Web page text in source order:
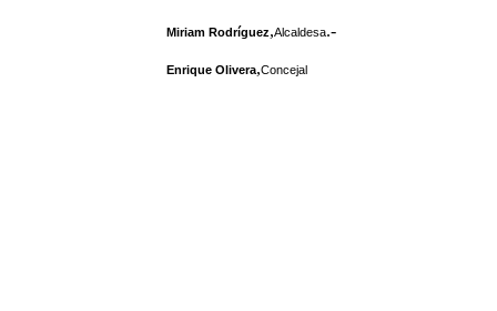
Miriam Rodríguez,Alcaldesa.-
Enrique Olivera,Concejal